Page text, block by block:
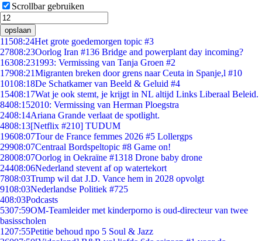
Scrollbar gebruiken
opslaan
11508:24Het grote goedemorgen topic #3
27808:23Oorlog Iran #136 Bridge and powerplant day incoming?
16308:231993: Vermissing van Tanja Groen #2
17908:21Migranten breken door grens naar Ceuta in Spanje,l #10
10108:18De Schatkamer van Beeld & Geluid #4
15408:17Wat je ook stemt, je krijgt in NL altijd Links Liberaal Beleid.
8408:152010: Vermissing van Herman Ploegstra
2408:14Ariana Grande verlaat de spotlight.
4808:13[Netflix #210] TUDUM
19608:07Tour de France femmes 2026 #5 Lollergps
29908:07Centraal Bordspeltopic #8 Game on!
28008:07Oorlog in Oekraïne #1318 Drone baby drone
24408:06Nederland stevent af op watertekort
7808:03Trump wil dat J.D. Vance hem in 2028 opvolgt
9108:03Nederlandse Politiek #725
408:03Podcasts
5307:59OM-Teamleider met kinderporno is oud-directeur van twee
basisscholen
1207:55Petitie behoud npo 5 Soul & Jazz